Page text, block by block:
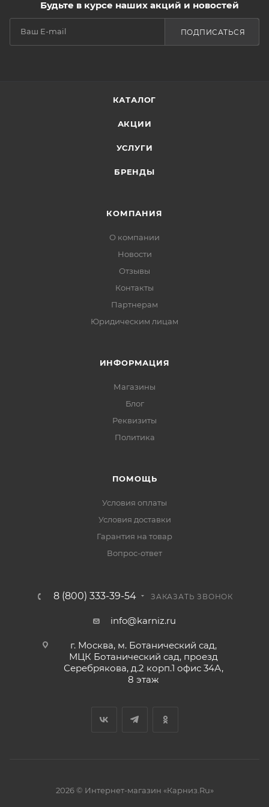
Будьте в курсе наших акций и новостей
ПОДПИСАТЬСЯ
КАТАЛОГ
АКЦИИ
УСЛУГИ
БРЕНДЫ
КОМПАНИЯ
О компании
Новости
Отзывы
Контакты
Партнерам
Юридическим лицам
ИНФОРМАЦИЯ
Магазины
Блог
Реквизиты
Политика
ПОМОЩЬ
Условия оплаты
Условия доставки
Гарантия на товар
Вопрос-ответ
8 (800) 333-39-54 ЗАКАЗАТЬ ЗВОНОК
info@karniz.ru
г. Москва, м. Ботанический сад,
МЦК Ботанический сад, проезд
Серебрякова, д.2 корп.1 офис 34А,
8 этаж
2026 © Интернет-магазин «Карниз.Ru»